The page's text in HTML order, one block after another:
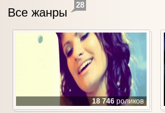
Все жанры
28
18 746 роликов